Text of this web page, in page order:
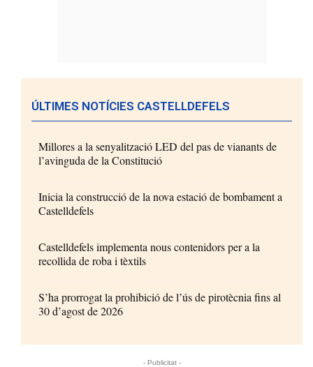
ÚLTIMES NOTÍCIES CASTELLDEFELS
Millores a la senyalització LED del pas de vianants de
l’avinguda de la Constitució
Inicia la construcció de la nova estació de bombament a
Castelldefels
Castelldefels implementa nous contenidors per a la
recollida de roba i tèxtils
S’ha prorrogat la prohibició de l’ús de pirotècnia fins al
30 d’agost de 2026
- Publicitat -